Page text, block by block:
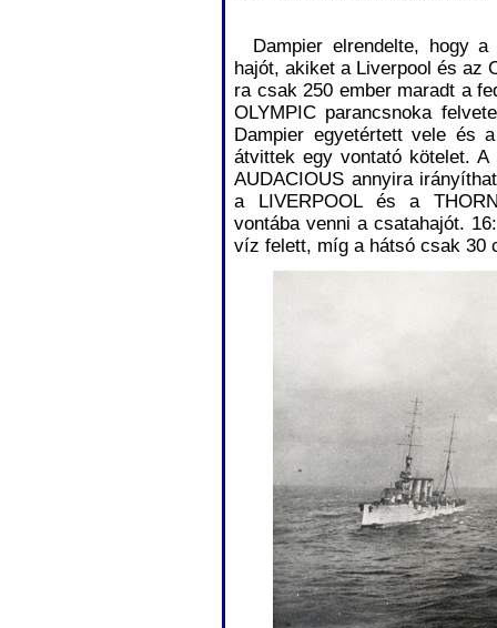
Dampier elrendelte, hogy a
hajót, akiket a Liverpool és az
ra csak 250 ember maradt a
OLYMPIC parancsnoka
Dampier egyetértett vele és
átvittek egy vontató kötelet.
AUDACIOUS annyira
a LIVERPOOL és a
vontába venni a csatahajót.
víz felett, míg a hátsó csak 30